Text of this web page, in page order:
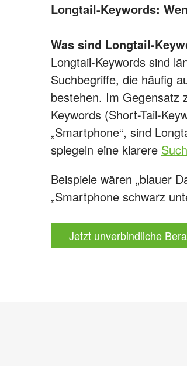
Longtail-Keywords:
Was sind Longtail-
Longtail-Keywords sind
Suchbegriffe, die häufig
bestehen. Im Gegensatz
Keywords (Short-Tail-
„Smartphone“, sind
spiegeln eine klarere
Beispiele wären „blauer
„Smartphone schwarz
Jetzt unverbindliche